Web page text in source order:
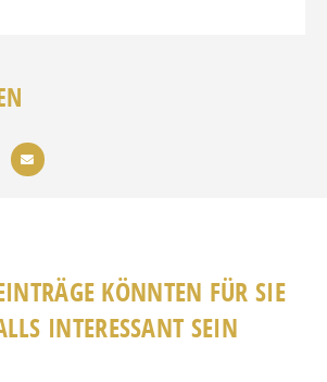
KÖNNTEN FÜR SIE
INTERESSANT SEIN